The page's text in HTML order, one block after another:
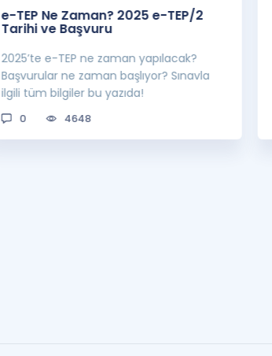
e-TEP Ne Zaman? 2025 e-TEP/2
Tarihi ve Başvuru
2025’te e-TEP ne zaman yapılacak?
Başvurular ne zaman başlıyor? Sınavla
ilgili tüm bilgiler bu yazıda!
0 4648